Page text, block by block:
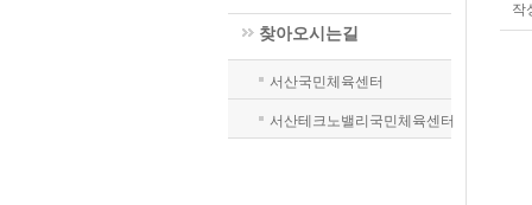
찾아오시는길
서산국민체육센터
서산테크노밸리국민체육센터
작